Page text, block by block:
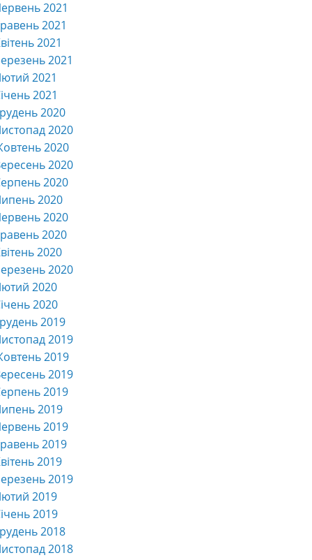
2021
2021
2021
2021
2021
2021
2020
2020
2020
2020
2020
2020
2020
2020
2020
2020
2020
2020
2019
2019
2019
2019
2019
2019
2019
2019
2019
2019
2019
2019
2018
2018